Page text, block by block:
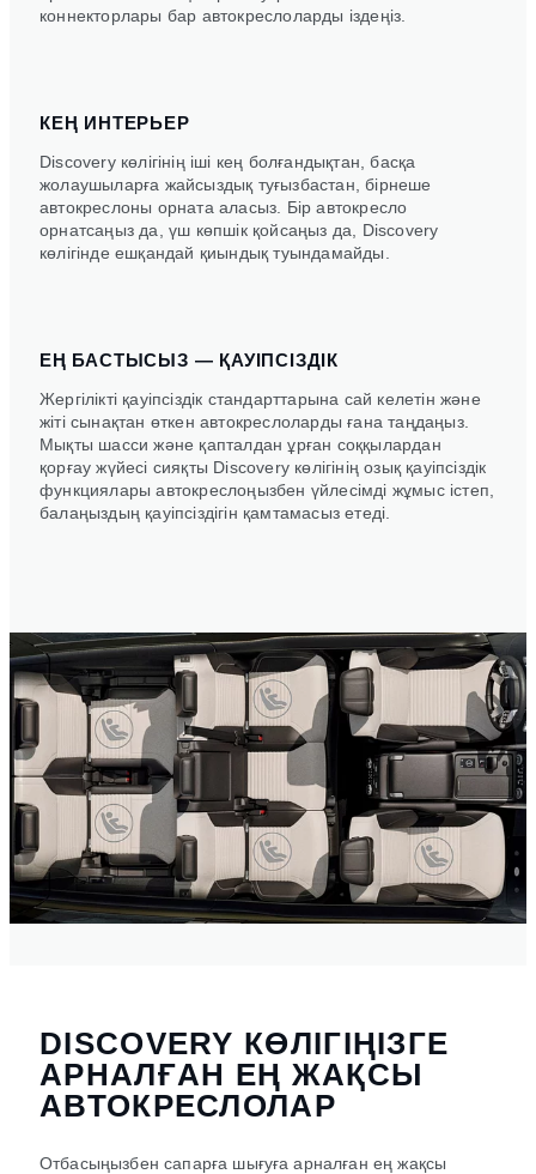
коннекторлары бар автокреслоларды іздеңіз.
КЕҢ ИНТЕРЬЕР
Discovery көлігінің іші кең болғандықтан, басқа
жолаушыларға жайсыздық туғызбастан, бірнеше
автокреслоны орната аласыз. Бір автокресло
орнатсаңыз да, үш көпшік қойсаңыз да, Discovery
көлігінде ешқандай қиындық туындамайды.
ЕҢ БАСТЫСЫЗ — ҚАУІПСІЗДІК
Жергілікті қауіпсіздік стандарттарына сай келетін және
жіті сынақтан өткен автокреслоларды ғана таңдаңыз.
Мықты шасси және қапталдан ұрған соққылардан
қорғау жүйесі сияқты Discovery көлігінің озық қауіпсіздік
функциялары автокреслоңызбен үйлесімді жұмыс істеп,
балаңыздың қауіпсіздігін қамтамасыз етеді.
DISCOVERY КӨЛІГІҢІЗГЕ
АРНАЛҒАН ЕҢ ЖАҚСЫ
АВТОКРЕСЛОЛАР
Отбасыңызбен сапарға шығуға арналған ең жақсы